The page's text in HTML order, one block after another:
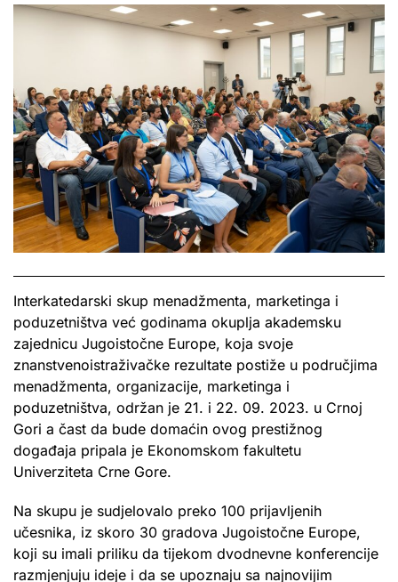
Interkatedarski skup menadžmenta, marketinga i
poduzetništva već godinama okuplja akademsku
zajednicu Jugoistočne Europe, koja svoje
znanstvenoistraživačke rezultate postiže u područjima
menadžmenta, organizacije, marketinga i
poduzetništva, održan je 21. i 22. 09. 2023. u Crnoj
Gori a čast da bude domaćin ovog prestižnog
događaja pripala je Ekonomskom fakultetu
Univerziteta Crne Gore.
Na skupu je sudjelovalo preko 100 prijavljenih
učesnika, iz skoro 30 gradova Jugoistočne Europe,
koji su imali priliku da tijekom dvodnevne konferencije
razmjenjuju ideje i da se upoznaju sa najnovijim